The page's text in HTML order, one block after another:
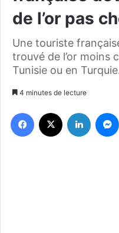
de l’or pas
Une touriste
trouvé de l’or moins
Tunisie ou en
4 minutes de lecture